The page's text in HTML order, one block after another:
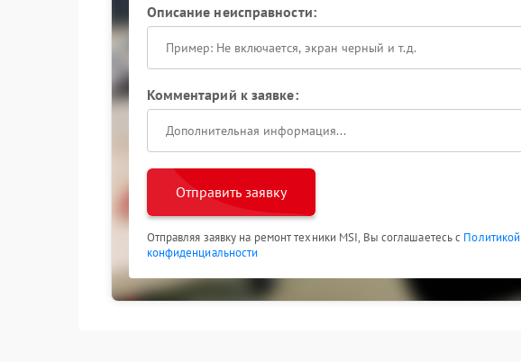
Описание неисправности:
Комментарий к заявке:
Отправить заявку
Отправляя заявку на ремонт техники MSI, Вы соглашаетесь с Политикой
конфиденциальности